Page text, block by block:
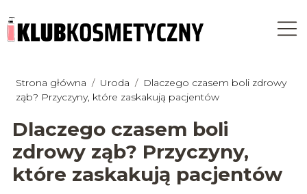
Strona główna / Uroda / Dlaczego czasem boli zdrowy
ząb? Przyczyny, które zaskakują pacjentów
Dlaczego czasem boli
zdrowy ząb? Przyczyny,
które zaskakują pacjentów